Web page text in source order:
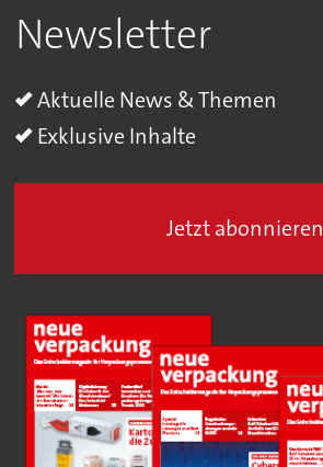
Newsletter
Aktuelle News & Themen
Exklusive Inhalte
Jetzt abonnieren